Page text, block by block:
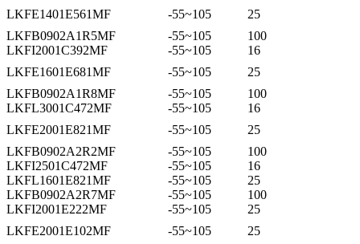
LKFE1401E561MF
-55~105
25
LKFB0902A1R5MF
-55~105
100
LKFI2001C392MF
-55~105
16
LKFE1601E681MF
-55~105
25
LKFB0902A1R8MF
-55~105
100
LKFL3001C472MF
-55~105
16
LKFE2001E821MF
-55~105
25
LKFB0902A2R2MF
-55~105
100
LKFI2501C472MF
-55~105
16
LKFL1601E821MF
-55~105
25
LKFB0902A2R7MF
-55~105
100
LKFI2001E222MF
-55~105
25
LKFE2001E102MF
-55~105
25